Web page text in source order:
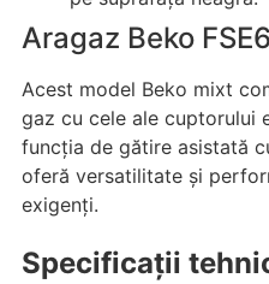
Aragaz Beko
Acest model Beko mixt
gaz cu cele ale cuptorului
funcția de gătire asistată
oferă versatilitate și
exigenți.
Specificații